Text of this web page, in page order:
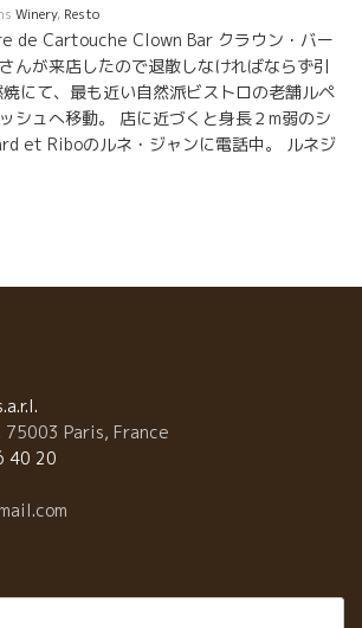
Winery, Resto
de Cartouche Clown Bar クラウン・バー
んが来店したので退散しなければならず引
にて、最も近い自然派ビストロの老舗ルペ
シュへ移動。 店に近づくと身長２m弱のシ
et Riboのルネ・ジャンに電話中。 ルネジ
き合いをしているロドルフ。 数週間前の
ーラの面々はこれから星付きレストランで
ペティー！！ ビアンカーラの小平夫妻、飯
来てくださいね！！恒例にしましょう！！
生する。色んな情報と刺激で視界が広くな
て進化していく。 来年も待ってます。私も
75003 Paris, France
40 20